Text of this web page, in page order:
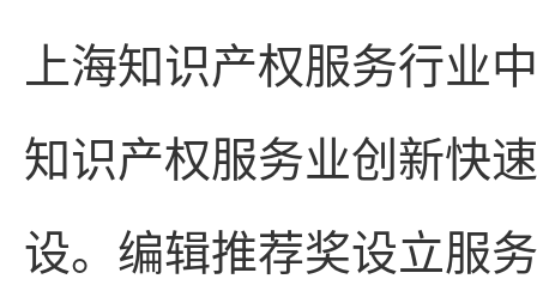
上海知识产权服务行业
知识产权服务业创新快
设。编辑推荐奖设立服